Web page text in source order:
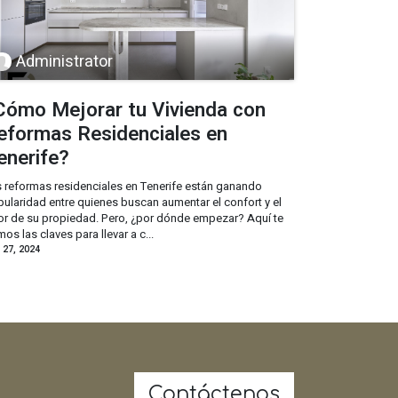
Administrator
Mejorar tu Vivienda con
Residenciales en
reformas residenciales en Tenerife están ganando
entre quienes buscan aumentar el confort y el
de su propiedad. Pero, ¿por dónde empezar? Aquí te
las claves para llevar a c...
2024